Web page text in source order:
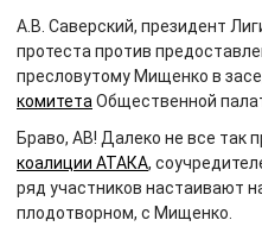
А.В. Саверский, президент
протеста против
пресловутому Мищенко в
комитета Общественной
Браво, АВ! Далеко не все так
коалиции АТАКА,
ряд участников настаивают
плодотворном, с Мищенко.